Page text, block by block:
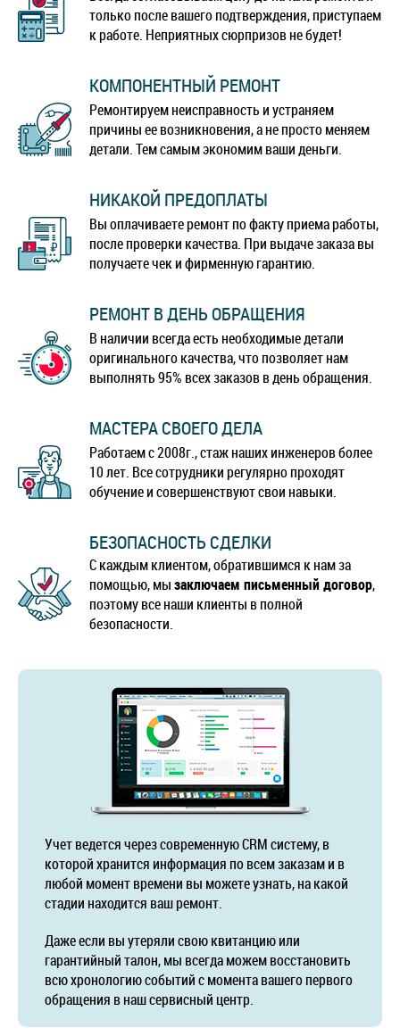
только после вашего подтверждения, приступаем
к работе. Неприятных сюрпризов не будет!
КОМПОНЕНТНЫЙ РЕМОНТ
Ремонтируем неисправность и устраняем
причины ее возникновения, а не просто меняем
детали. Тем самым экономим ваши деньги.
НИКАКОЙ ПРЕДОПЛАТЫ
Вы оплачиваете ремонт по факту приема работы,
после проверки качества. При выдаче заказа вы
получаете чек и фирменную гарантию.
РЕМОНТ В ДЕНЬ ОБРАЩЕНИЯ
В наличии всегда есть необходимые детали
оригинального качества, что позволяет нам
выполнять 95% всех заказов в день обращения.
МАСТЕРА СВОЕГО ДЕЛА
Работаем с 2008г., стаж наших инженеров более
10 лет. Все сотрудники регулярно проходят
обучение и совершенствуют свои навыки.
БЕЗОПАСНОСТЬ СДЕЛКИ
С каждым клиентом, обратившимся к нам за
помощью, мызаключаем письменный договор,
поэтому все наши клиенты в полной
безопасности.
Учет ведется через современную CRM систему, в
которой хранится информация по всем заказам и в
любой момент времени вы можете узнать, на какой
стадии находится ваш ремонт.
Даже если вы утеряли свою квитанцию или
гарантийный талон, мы всегда можем восстановить
всю хронологию событий с момента вашего первого
обращения в наш сервисный центр.